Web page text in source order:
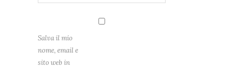
Salva il mio
nome, email e
sito web in